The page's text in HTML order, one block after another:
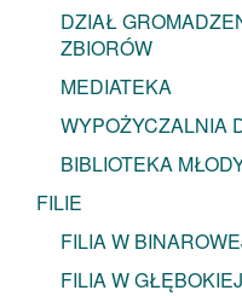
DZIAŁ
ZBIORÓW
MEDIATEKA
WYPOŻYCZALNIA
BIBLIOTEKA
FILIE
FILIA W
FILIA W GŁĘBOKIEJ